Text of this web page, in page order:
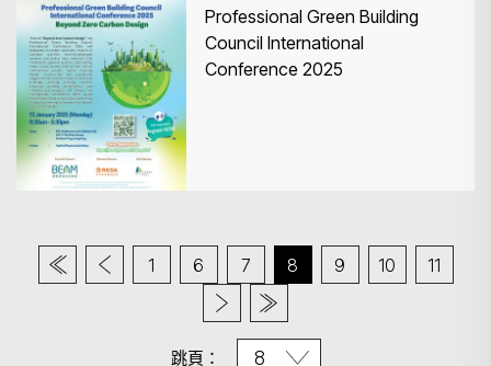
Professional Green Building
Council International
Conference 2025
1 6 7 8 9 10 11
跳頁：